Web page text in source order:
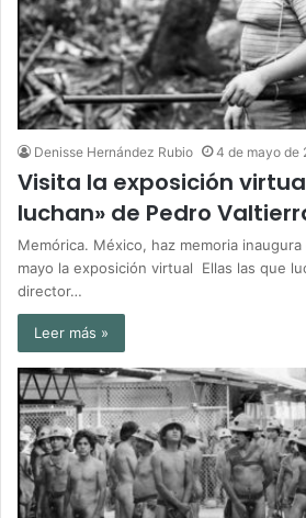
Denisse Hernández Rubio 4 de mayo de
Visita la exposición
luchan» de Pedro
Memórica. México, haz memoria
mayo la exposición virtual Ellas las que
director…
Leer más »